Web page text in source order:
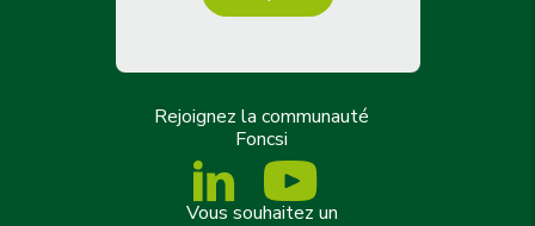
Rejoignez la communauté
Foncsi
Vous souhaitez un